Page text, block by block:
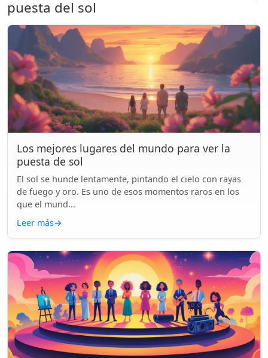
puesta del sol
Los mejores lugares del mundo para ver la
puesta de sol
El sol se hunde lentamente, pintando el cielo con rayas
de fuego y oro. Es uno de esos momentos raros en los
que el mund...
Leer más→